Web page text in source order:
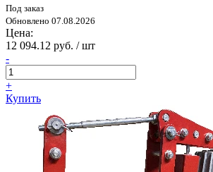
Под заказ
Обновлено 07.08.2026
Цена:
12 094.12 руб. / шт
-
+
Купить